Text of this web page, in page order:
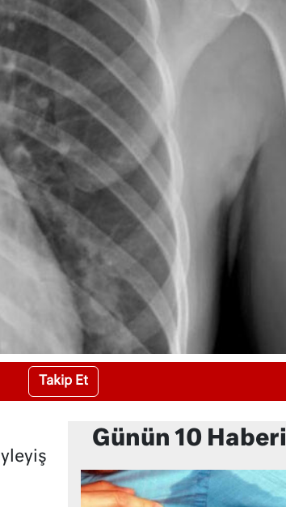
Takip Et
Günün 10 Haberi